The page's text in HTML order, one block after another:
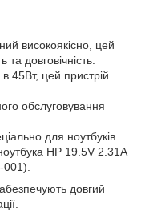
високоякісно, цей
довговічність.
45Вт, цей пристрій
обслуговування
для ноутбуків
HP 19.5V 2.31A
довгий